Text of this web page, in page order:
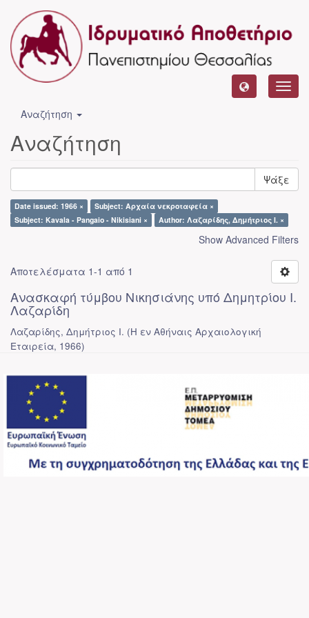
Αναζήτηση
Αναζήτηση
Ψάξε
Date issued: 1966 ×
Subject: Αρχαία νεκροταφεία ×
Subject: Kavala - Pangaio - Nikisiani ×
Author: Λαζαρίδης, Δημήτριος Ι. ×
Show Advanced Filters
Αποτελέσματα 1-1 από 1
Ανασκαφή τύμβου Νικησιάνης υπό Δημητρίου Ι.
Λαζαρίδη
Λαζαρίδης, Δημήτριος Ι. (Η εν Αθήναις Αρχαιολογική
Εταιρεία, 1966)